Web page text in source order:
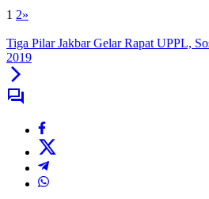
1 2»
Tiga Pilar Jakbar Gelar Rapat UPPL,
2019